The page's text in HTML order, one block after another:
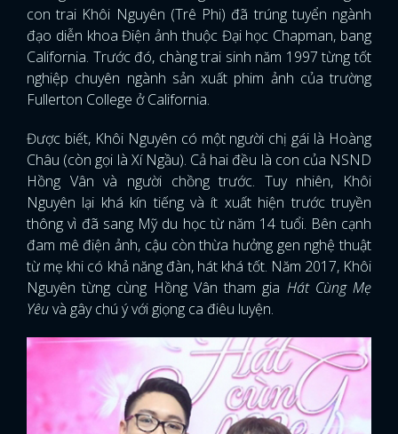
con trai Khôi Nguyên (Trê Phi) đã trúng tuyển ngành
đạo diễn khoa Điện ảnh thuộc Đại học Chapman, bang
California. Trước đó, chàng trai sinh năm 1997 từng tốt
nghiệp chuyên ngành sản xuất phim ảnh của trường
Fullerton College ở California.
Được biết, Khôi Nguyên có một người chị gái là Hoàng
Châu (còn gọi là Xí Ngầu). Cả hai đều là con của NSND
Hồng Vân và người chồng trước. Tuy nhiên, Khôi
Nguyên lại khá kín tiếng và ít xuất hiện trước truyền
thông vì đã sang Mỹ du học từ năm 14 tuổi. Bên cạnh
đam mê điện ảnh, cậu còn thừa hưởng gen nghệ thuật
từ mẹ khi có khả năng đàn, hát khá tốt. Năm 2017, Khôi
Nguyên từng cùng Hồng Vân tham gia Hát Cùng Mẹ
Yêuvà gây chú ý với giọng ca điêu luyện.